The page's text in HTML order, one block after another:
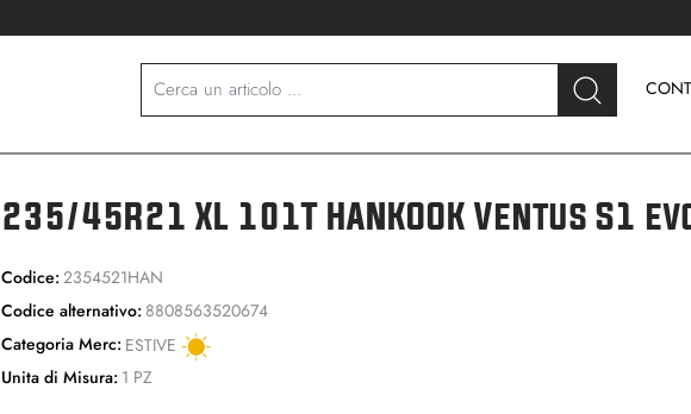
235/45R21 XL 101T HANKOOK Ventus S1
Codice: 2354521HAN
Codice alternativo: 8808563520674
Categoria Merc: ESTIVE
Unita di Misura: 1 PZ